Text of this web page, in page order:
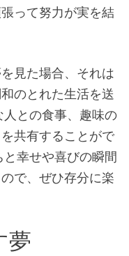
って努力が実を結
見た場合、それは
のとれた生活を送
との食事、趣味の
共有することがで
幸せや喜びの瞬間
で、ぜひ存分に楽
夢